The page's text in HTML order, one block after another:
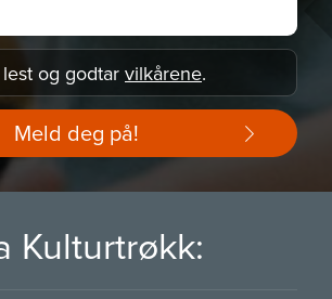
og godtarvilkårene.
Meld deg på!
Kulturtrøkk: